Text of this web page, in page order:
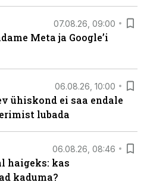
07.08.26, 09:00
Meta ja Google’i
06.08.26, 10:00
ühiskond ei saa endale
lubada
06.08.26, 08:46
haigeks: kas
kaduma?